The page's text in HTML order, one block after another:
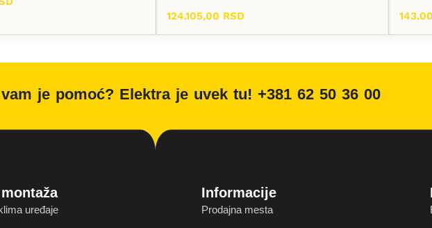
124.105,00 RSD
je pomoć? Elektra je uvek tu! +381 62 50 36 00
uređaje
Informacije
Prodajna mesta